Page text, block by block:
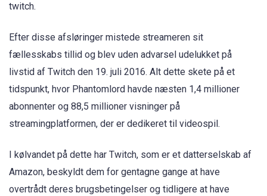
twitch.
Efter disse afsløringer mistede streameren sit
fællesskabs tillid og blev uden advarsel udelukket på
livstid af Twitch den 19. juli 2016. Alt dette skete på et
tidspunkt, hvor Phantomlord havde næsten 1,4 millioner
abonnenter og 88,5 millioner visninger på
streamingplatformen, der er dedikeret til videospil.
I kølvandet på dette har Twitch, som er et datterselskab af
Amazon, beskyldt dem for gentagne gange at have
overtrådt deres brugsbetingelser og tidligere at have